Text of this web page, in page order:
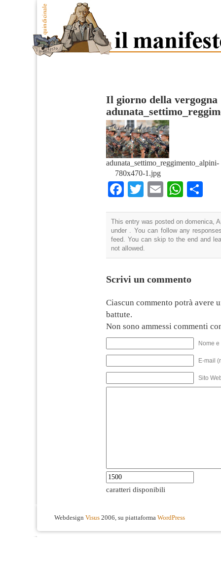
Il giorno della vergogna
adunata_settimo_reggimento_alpini-
780x470-1.jpg
Facebook
TwitterEmail
This entry was posted on domenica,
under . You can follow any
feed. You can skip to the end and
not allowed.
Scrivi un commento
Ciascun commento potrà avere
battute.
Non sono ammessi commenti
Nome
E-mail
Sito
caratteri disponibili
Webdesign Visus 2006, su piattaforma WordPress